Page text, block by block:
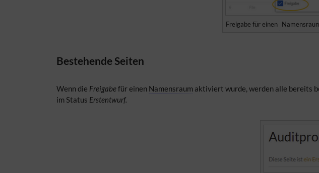
Freigabe für einen
Bestehende Seiten
Wenn die Freigabefür einen Namensraum aktiviert wurde, werden alle bereits
im Status Erstentwurf.